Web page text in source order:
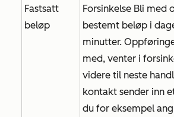
Fastsatt
beløp
Forsinkelse Bli med
bestemt beløp i
minutter.
med, venter i
videre til neste
kontakt sender inn
du for eksempel